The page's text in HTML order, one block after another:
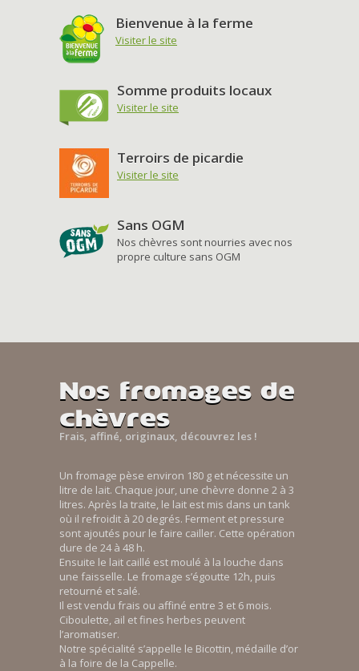
Bienvenue à la ferme
Visiter le site
Somme produits locaux
Visiter le site
Terroirs de picardie
Visiter le site
Sans OGM
Nos chèvres sont nourries avec nos
propre culture sans OGM
Nos fromages de
chèvres
Frais, affiné, originaux, découvrez les !
Un fromage pèse environ 180 g et nécessite un
litre de lait. Chaque jour, une chèvre donne 2 à 3
litres. Après la traite, le lait est mis dans un tank
où il refroidit à 20 degrés. Ferment et pressure
sont ajoutés pour le faire cailler. Cette opération
dure de 24 à 48 h.
Ensuite le lait caillé est moulé à la louche dans
une faisselle. Le fromage s’égoutte 12h, puis
retourné et salé.
Il est vendu frais ou affiné entre 3 et 6 mois.
Ciboulette, ail et fines herbes peuvent
l’aromatiser.
Notre spécialité s’appelle le Bicottin, médaille d’or
à la foire de la Cappelle.